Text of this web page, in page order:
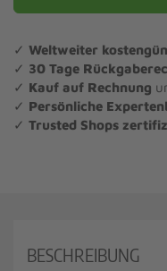
✓ Weltweiter
✓ 30 Tage
✓ Kauf auf Rechnung
✓ Persönliche
✓ Trusted Shops
BESCHREIBUNG